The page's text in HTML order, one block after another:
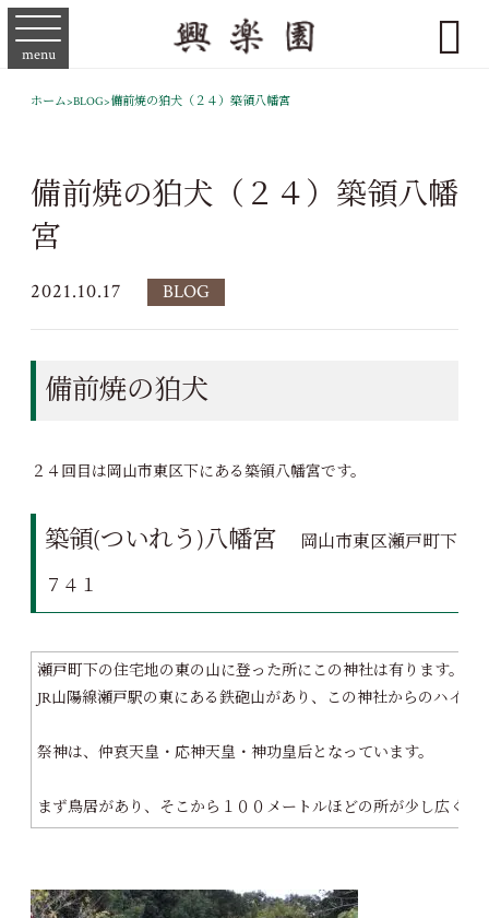
menu 
ホーム>BLOG>備前焼の狛犬（２４）築領八幡宮
備前焼の狛犬（２４）築領八幡
宮
2021.10.17 BLOG
備前焼の狛犬
２４回目は岡山市東区下にある築領八幡宮です。
築領(ついれう)八幡宮
岡山市東区瀬戸町下
７４１
瀬戸町下の住宅地の東の山に登った所にこの神社は有ります。
JR山陽線瀬戸駅の東にある鉄砲山があり、この神社からのハイ
祭神は、仲哀天皇・応神天皇・神功皇后となっています。
まず鳥居があり、そこから１００メートルほどの所が少し広く